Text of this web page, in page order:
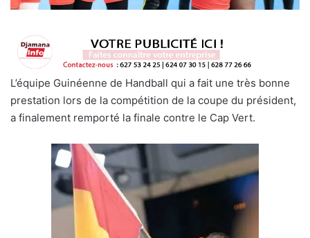
L’équipe Guinéenne de Handball qui a fait une très bonne
prestation lors de la compétition de la coupe du président,
a finalement remporté la finale contre le Cap Vert.